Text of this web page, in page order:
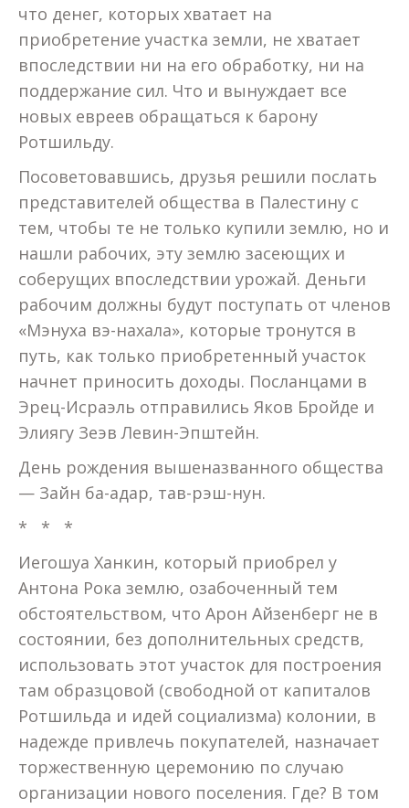
что денег, которых хватает на
приобретение участка земли, не хватает
впоследствии ни на его обработку, ни на
поддержание сил. Что и вынуждает все
новых евреев обращаться к барону
Ротшильду.
Посоветовавшись, друзья решили послать
представителей общества в Палестину с
тем, чтобы те не только купили землю, но и
нашли рабочих, эту землю засеющих и
соберущих впоследствии урожай. Деньги
рабочим должны будут поступать от членов
«Мэнуха вэ-нахала», которые тронутся в
путь, как только приобретенный участок
начнет приносить доходы. Посланцами в
Эрец-Исраэль отправились Яков Бройде и
Элиягу Зеэв Левин-Эпштейн.
День рождения вышеназванного общества
— Зайн ба-адар, тав-рэш-нун.
* * *
Иегошуа Ханкин, который приобрел у
Антона Рока землю, озабоченный тем
обстоятельством, что Арон Айзенберг не в
состоянии, без дополнительных средств,
использовать этот участок для построения
там образцовой (свободной от капиталов
Ротшильда и идей социализма) колонии, в
надежде привлечь покупателей, назначает
торжественную церемонию по случаю
организации нового поселения. Где? В том